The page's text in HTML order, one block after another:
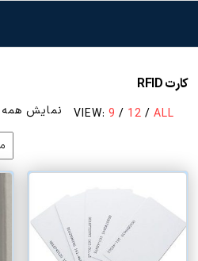
کارت RFID
VIEW: 9 / 12 / ALL نمایش همه 3 نتیجه